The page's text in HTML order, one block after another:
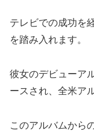
テレビでの成功を
を踏み入れます。
彼女のデビューア
ースされ、全米ア
このアルバムから